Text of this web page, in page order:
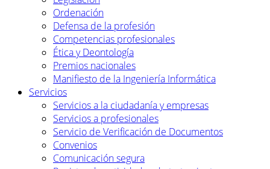
Ordenación
Defensa de la profesión
Competencias profesionales
Ética y Deontología
Premios nacionales
Manifiesto de la Ingeniería Informática
Servicios
Servicios a la ciudadanía y empresas
Servicios a profesionales
Servicio de Verificación de Documentos
Convenios
Comunicación segura